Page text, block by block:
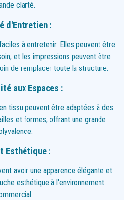
clarté.
d'Entretien :
à entretenir. Elles peuvent être
et les impressions peuvent être
de remplacer toute la structure.
aux Espaces :
tissu peuvent être adaptées à des
et formes, offrant une grande
Esthétique :
avoir une apparence élégante et
esthétique à l'environnement